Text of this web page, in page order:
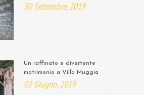
30 Settembre, 2019
Un raffinato e divertente
matrimonio a Villa Muggia
02 Giugno, 2019